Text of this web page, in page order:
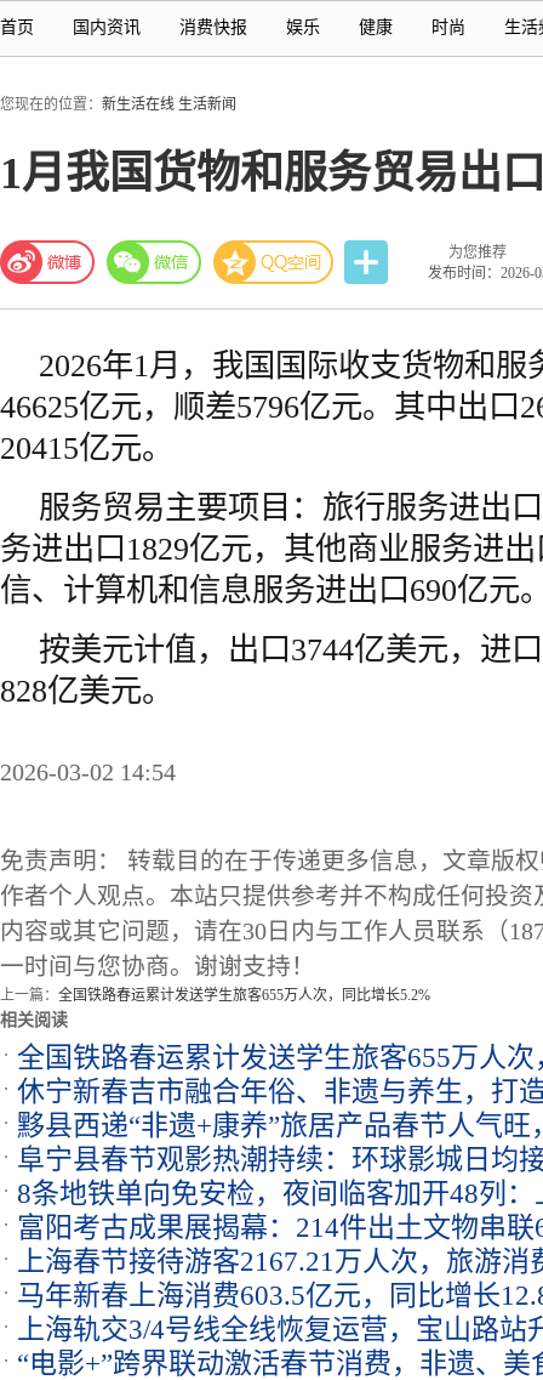
首页 国内资讯 消费快报 娱乐 健康 时尚 生活
您现在的位置： 新生活在线 生活新闻
1月我国货物和服务贸易出
为您推荐
发布时间：2026-
2026年1月，我国国际收支货物和服
46625亿元，顺差5796亿元。其中出口
20415亿元。
服务贸易主要项目：旅行服务进出
务进出口1829亿元，其他商业服务进
信、计算机和信息服务进出口690亿元
按美元计值，出口3744亿美元，进
828亿美元。
2026-03-02 14:54
免责声明： 转载目的在于传递更多信息，文章版
作者个人观点。本站只提供参考并不构成任何投
内容或其它问题，请在30日内与工作人员联系（
一时间与您协商。谢谢支持！
上一篇： 全国铁路春运累计发送学生旅客655万人次，同比增长5.2%
相关阅读
全国铁路春运累计发送学生旅客655万人次
休宁新春吉市融合年俗、非遗与养生，打
黟县西递“非遗+康养”旅居产品春节人气旺
阜宁县春节观影热潮持续：环球影城日均
8条地铁单向免安检，夜间临客加开48列
流富阳考古成果展揭幕：214件出土文物串联
上海春节接待游客2167.21万人次，旅游消
马年新春上海消费603.5亿元，同比增长
上海轨交3/4号线全线恢复运营，宝山路站
“电影+”跨界联动激活春节消费，非遗、